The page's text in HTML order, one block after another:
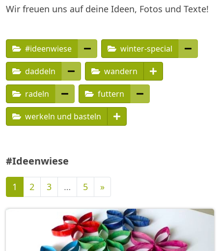
Wir freuen uns auf deine Ideen, Fotos und Texte!
#ideenwiese winter-special
daddeln wandern
radeln futtern
werkeln und basteln
#Ideenwiese
1 2 3 … 5 »Nächste